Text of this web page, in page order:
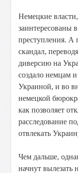
Немецкие
заинтересованы
преступления. А
скандал,
диверсию на
создало немцам
Украиной, и во
немецкой
как позволяет
расследование
отвлекать
Чем дальше,
начнут вылезать